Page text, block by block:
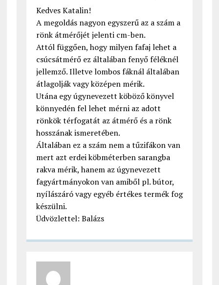
Kedves Katalin!
A megoldás nagyon egyszerű az a szám a
rönk átmérőjét jelenti cm-ben.
Attól függően, hogy milyen fafaj lehet a
csúcsátmérő ez általában fenyő féléknél
jellemző. Illetve lombos fáknál általában
átlagolják vagy középen mérik.
Utána egy úgynevezett köböző könyvel
könnyedén fel lehet mérni az adott
rönkök térfogatát az átmérő és a rönk
hosszának ismeretében.
Általában ez a szám nem a tűzifákon van
mert azt erdei köbméterben sarangba
rakva mérik, hanem az úgynevezett
fagyártmányokon van amiből pl. bútor,
nyílászáró vagy egyéb értékes termék fog
készülni.
Üdvözlettel: Balázs